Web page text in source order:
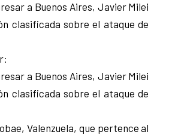
a Buenos Aires, Javier Milei
clasificada sobre el ataque de
a Buenos Aires, Javier Milei
clasificada sobre el ataque de
Valenzuela, que pertence al